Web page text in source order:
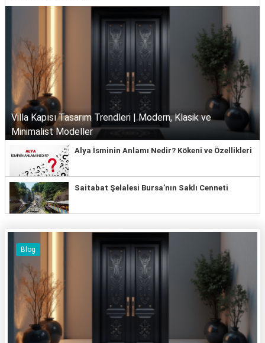
İLETİŞİM
Villa Kapısı Tasarım Trendleri | Modern, Klasik ve
Minimalist Modeller
Alya İsminin Anlamı Nedir? Kökeni ve Özellikleri
Saitabat Şelalesi Bursa’nın Saklı Cenneti
Blog